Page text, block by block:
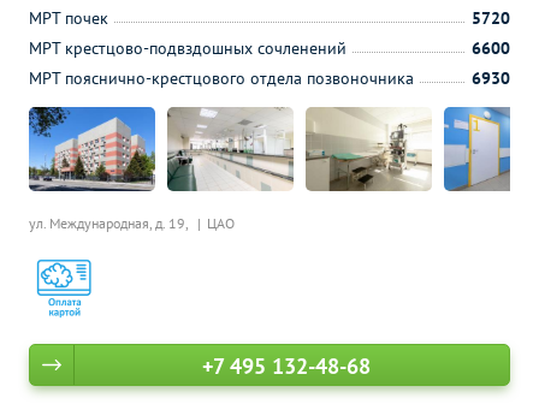
ул. Международная, д. 19, ЦАО
МРТ почек
5720
МРТ крестцово-подвздошных сочленений
6600
МРТ пояснично-крестцового отдела позвоночника
6930
+7 495 132-48-68